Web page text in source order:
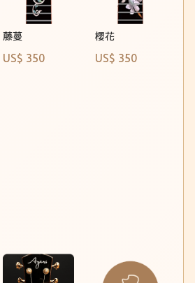
藤蔓
US$ 350
櫻花
US$ 350